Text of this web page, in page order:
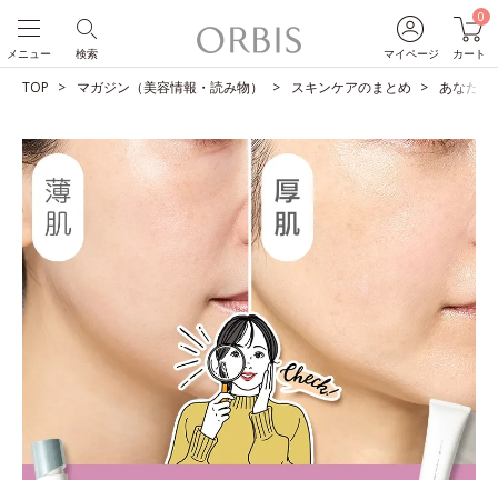
マイページ
0
カート
検索
メニュー
TOP マガジン（美容情報・読み物） スキンケアのまとめ あなたは